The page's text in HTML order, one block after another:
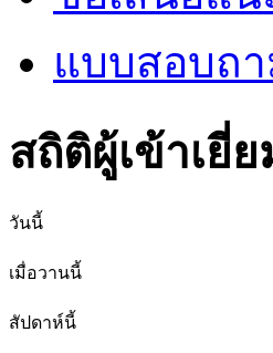
แบบสอบถ
สถิติผู้เข้าเยี่
วันนี้
เมื่อวานนี้
สัปดาห์นี้